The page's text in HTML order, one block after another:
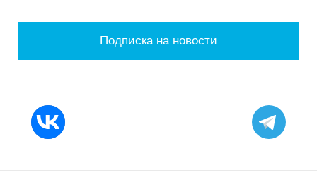
Подписка на новости